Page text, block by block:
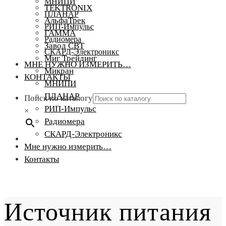
ПЛАНАР
РИП-Импульс
Радиомера
СКАРД-Электроникс
МНЕ НУЖНО ИЗМЕРИТЬ…
КОНТАКТЫ
Поиск по каталогу
×
TEKTRONIX
АльфаТрек
ГАММА
Завод СВТ
Миг Трейдинг
Микран
МНИПИ
ПЛАНАР
РИП-Импульс
Радиомера
СКАРД-Электроникс
Мне нужно измерить…
Контакты
Источник питания